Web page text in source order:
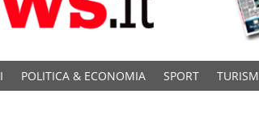
POLITICA & ECONOMIA SPORT